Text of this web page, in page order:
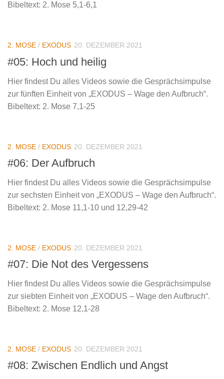
Bibeltext: 2. Mose 5,1-6,1
2. MOSE / EXODUS 20. DEZEMBER 2021
#05: Hoch und heilig
Hier findest Du alles Videos sowie die Gesprächsimpulse
zur fünften Einheit von „EXODUS – Wage den Aufbruch“.
Bibeltext: 2. Mose 7,1-25
2. MOSE / EXODUS 20. DEZEMBER 2021
#06: Der Aufbruch
Hier findest Du alles Videos sowie die Gesprächsimpulse
zur sechsten Einheit von „EXODUS – Wage den Aufbruch“.
Bibeltext: 2. Mose 11,1-10 und 12,29-42
2. MOSE / EXODUS 20. DEZEMBER 2021
#07: Die Not des Vergessens
Hier findest Du alles Videos sowie die Gesprächsimpulse
zur siebten Einheit von „EXODUS – Wage den Aufbruch“.
Bibeltext: 2. Mose 12,1-28
2. MOSE / EXODUS 20. DEZEMBER 2021
#08: Zwischen Endlich und Angst